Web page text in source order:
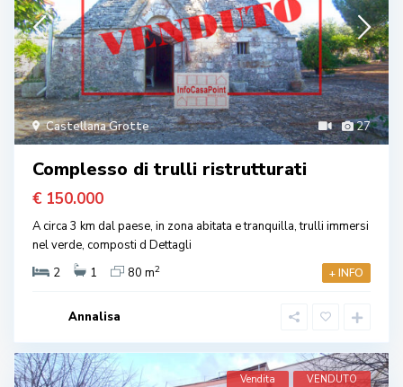
27
Castellana Grotte
Complesso di trulli ristrutturati
€ 150.000
A circa 3 km dal paese, in zona abitata e tranquilla, trulli immersi
nel verde, composti d Dettagli
2
1 80 m2 + INFO
Annalisa
Vendita VENDUTO